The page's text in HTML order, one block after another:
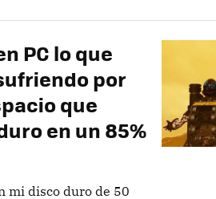
PC lo que
por
que
en un 85%
mi disco duro de 50